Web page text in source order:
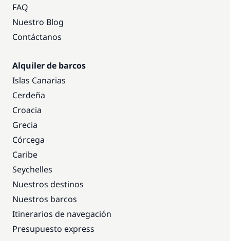
FAQ
Nuestro Blog
Contáctanos
Alquiler de barcos
Islas Canarias
Cerdeña
Croacia
Grecia
Córcega
Caribe
Seychelles
Nuestros destinos
Nuestros barcos
Itinerarios de navegación
Presupuesto express